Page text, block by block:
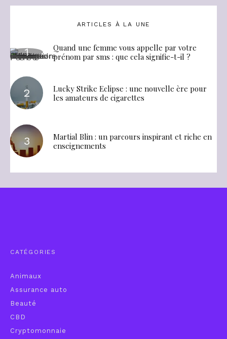
ARTICLES À LA UNE
Quand une femme vous appelle par votre
prénom par sms : que cela signifie-t-il ?
Lucky Strike Eclipse : une nouvelle ère pour
les amateurs de cigarettes
Martial Blin : un parcours inspirant et riche en
enseignements
CATÉGORIES
Animaux
Assurance auto
Beauté
CBD
Cryptomonnaie